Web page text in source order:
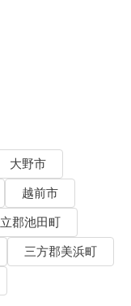
大野市
越前市
郡池田町
三方郡美浜町